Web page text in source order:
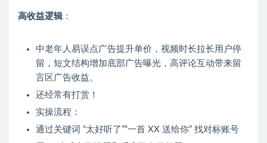
高收益逻辑：
中老年人易误点广告提升单价，视频时长拉长用户停
留，短文结构增加底部广告曝光，高评论互动带来留
言区广告收益。
还经常有打赏！
实操流程：
通过关键词 “太好听了”“一首 XX 送给你” 找对标账号